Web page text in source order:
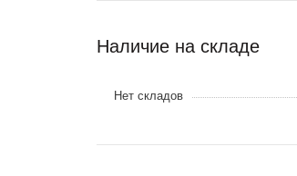
Наличие на складе
Нет складов